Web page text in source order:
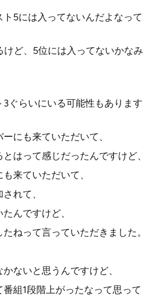
5には入ってないんだよなって
けど、5位には入ってないかなみ
3ぐらいにいる可能性もあります
にも来ていただいて、
はって感じだったんですけど、
来ていただいて、
れて、
んですけど、
ねって言っていただきました。
ないと思うんですけど、
組1段階上がったなって思って